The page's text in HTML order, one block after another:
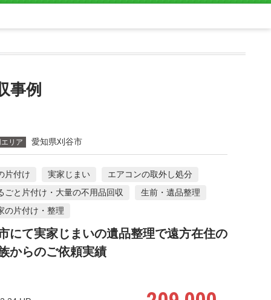
事例
リア 愛知県刈谷市
片付け 実家じまい
エアコンの取外し処分
ごと片付け・大量の不用品回収
生前・遺品整理
の片付け・整理
にて実家じまいの遺品整理で遠方在住の
からのご依頼実績